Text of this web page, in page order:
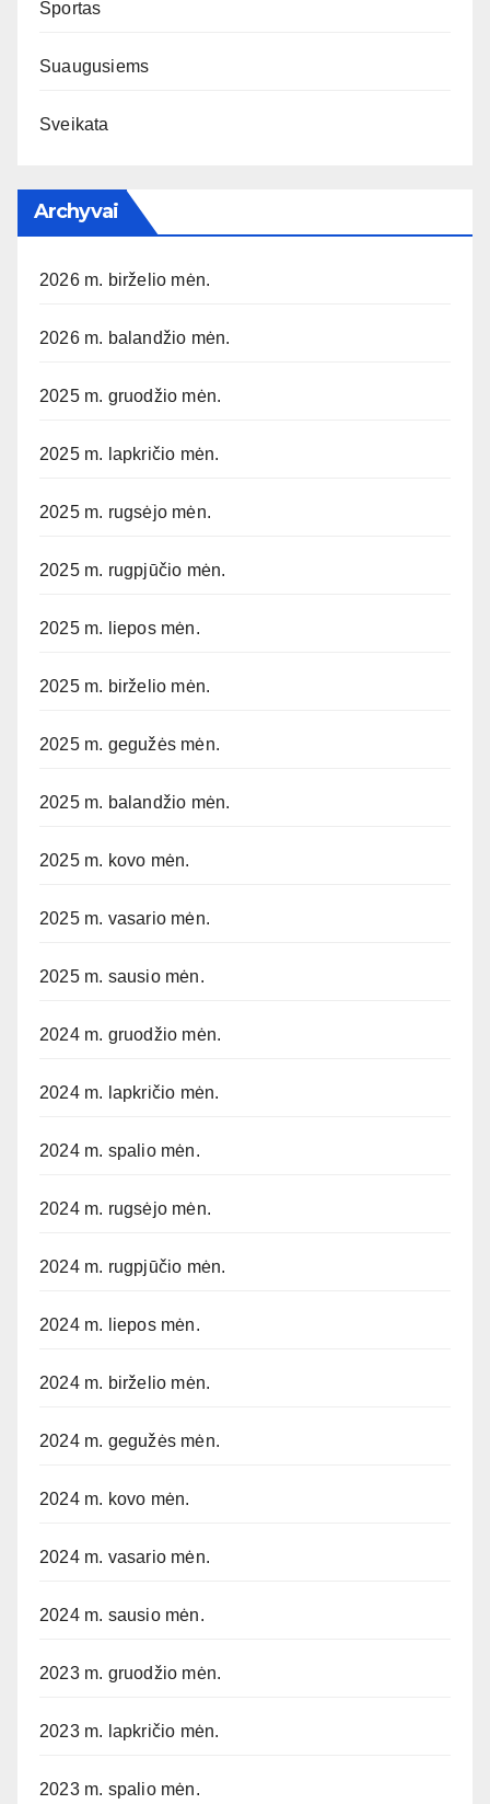
Sportas
Suaugusiems
Sveikata
Archyvai
2026 m. birželio mėn.
2026 m. balandžio mėn.
2025 m. gruodžio mėn.
2025 m. lapkričio mėn.
2025 m. rugsėjo mėn.
2025 m. rugpjūčio mėn.
2025 m. liepos mėn.
2025 m. birželio mėn.
2025 m. gegužės mėn.
2025 m. balandžio mėn.
2025 m. kovo mėn.
2025 m. vasario mėn.
2025 m. sausio mėn.
2024 m. gruodžio mėn.
2024 m. lapkričio mėn.
2024 m. spalio mėn.
2024 m. rugsėjo mėn.
2024 m. rugpjūčio mėn.
2024 m. liepos mėn.
2024 m. birželio mėn.
2024 m. gegužės mėn.
2024 m. kovo mėn.
2024 m. vasario mėn.
2024 m. sausio mėn.
2023 m. gruodžio mėn.
2023 m. lapkričio mėn.
2023 m. spalio mėn.